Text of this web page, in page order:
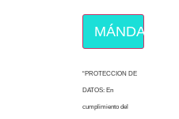
MÁNDAME
“PROTECCION DE
DATOS: En
cumplimiento del